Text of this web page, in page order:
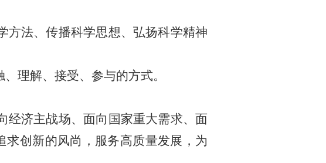
法、传播科学思想、弘扬科学精神
理解、接受、参与的方式。
经济主战场、面向国家重大需求、面
创新的风尚，服务高质量发展，为